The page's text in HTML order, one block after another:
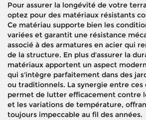
Pour assurer la longévité de votre
optez pour des matériaux résistants
Ce matériau supporte bien les
variées et garantit une résistance
associé à des armatures en acier qui
de la structure. En plus d'assurer la
matériaux apportent un aspect
qui s'intègre parfaitement dans des
ou traditionnels. La synergie entre ces
permet de lutter efficacement contre
et les variations de température,
toujours impeccable au fil des années.